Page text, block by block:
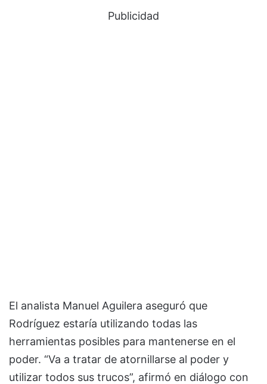
Publicidad
El analista Manuel Aguilera aseguró que
Rodríguez estaría utilizando todas las
herramientas posibles para mantenerse en el
poder. “Va a tratar de atornillarse al poder y
utilizar todos sus trucos”, afirmó en diálogo con